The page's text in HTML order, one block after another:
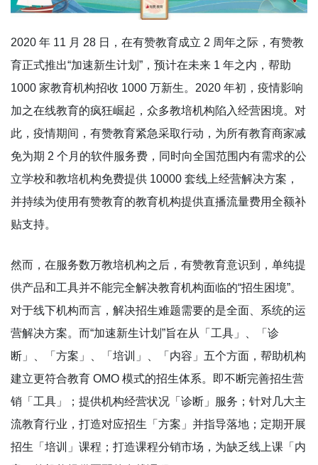
2020 年 11 月 28 日，在有赞教育成立 2 周年之际，有赞教
育正式推出“加速新生计划”，预计在未来 1 年之内，帮助
1000 家教育机构招收 1000 万新生。2020 年初，疫情影响
加之在线教育的疯狂崛起，众多教培机构陷入经营困境。对
此，疫情期间，有赞教育紧急采取行动，为所有教育商家减
免为期 2 个月的软件服务费，同时向全国范围内有需求的公
立学校和教培机构免费提供 10000 套线上经营解决方案，
并持续为使用有赞教育的教育机构提供直播流量费用全额补
贴支持。
然而，在服务数万教培机构之后，有赞教育意识到，单纯提
供产品和工具并不能完全解决教育机构面临的“招生困境”。
对于线下机构而言，解决招生难题需要的是全面、系统的运
营解决方案。而“加速新生计划”旨在从「工具」、「诊
断」、「方案」、「培训」、「内容」五个方面，帮助机构
建立更符合教育 OMO 模式的招生体系。即不断完善招生营
销「工具」；提供机构经营状况「诊断」服务；针对几大主
流教育行业，打造对应招生「方案」并指导落地；定期开展
招生「培训」课程；打造课程分销市场，为缺乏线上课「内